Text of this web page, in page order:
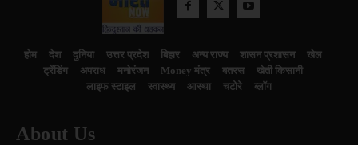
होम देश दुनिया उत्तर प्रदेश बिहार अन्य राज्य शासन प्रशासन
खेल
ट्रेंडिंग
अपराध मनोरंजन Money मंत्र बतरस
खेती किसानी
लाइफ स्टाइल
स्वास्थ्य आस्था चटोरे ब्लॉग
About Us